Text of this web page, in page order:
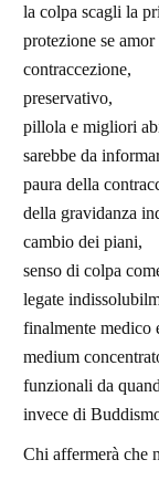
la colpa scagli la
protezione se
contraccezione,
preservativo,
pillola e migliori
sarebbe da
paura della
della gravidanza
cambio dei piani,
senso di colpa
legate
finalmente medico
medium
funzionali da
invece di
Chi affermerà che